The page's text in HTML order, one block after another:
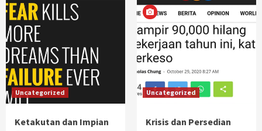
Uncategorized
Ketakutan dan Impian
Uncategorized
Krisis dan Persedian